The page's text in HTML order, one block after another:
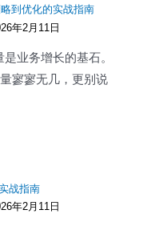
到优化的实战指南
年2月11日
业务增长的基石。
寥寥无几，更别说
战指南
年2月11日